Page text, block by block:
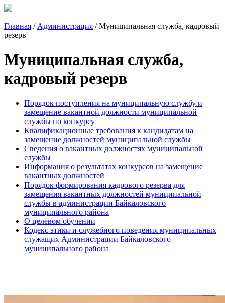
Главная / Администрация /Муниципальная служба, кадровый
резерв
Муниципальная служба,
кадровый резерв
Порядок поступления на муниципальную службу и
замещение вакантной должности муниципальной
службы по конкурсу
Квалификационные требования к кандидатам на
замещение должностей муниципальной службы
Сведения о вакантных должностях муниципальной
службы
Информация о результатах конкурсов на замещение
вакантных должностей
Порядок формирования кадрового резерва для
замещения вакантных должностей муниципальной
службы в администрации Байкаловского
муниципального района
О целевом обучении
Кодекс этики и служебного поведения муниципальных
служащих Администрации Байкаловского
муниципального района